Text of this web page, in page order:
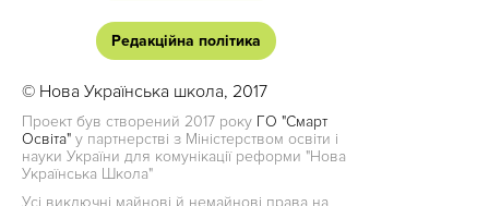
Редакційна політика
© Нова Українська школа, 2017
Проект був створений 2017 року ГО "Смарт
Освіта" у партнерстві з Міністерством освіти і
науки України для комунікації реформи "Нова
Українська Школа"